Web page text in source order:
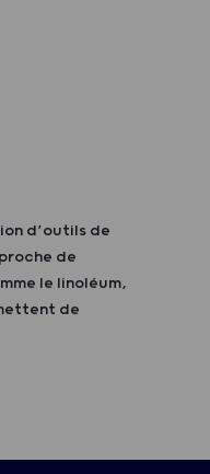
d’outils de
de
le linoléum,
de